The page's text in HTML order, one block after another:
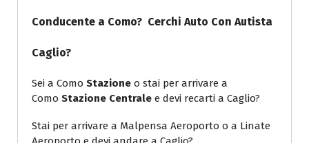
Conducente a Como? Cerchi Auto Con Autista
Caglio?
Sei a Como Stazione o stai per arrivare a
Como Stazione Centrale e devi recarti a Caglio?
Stai per arrivare a Malpensa Aeroporto o a Linate